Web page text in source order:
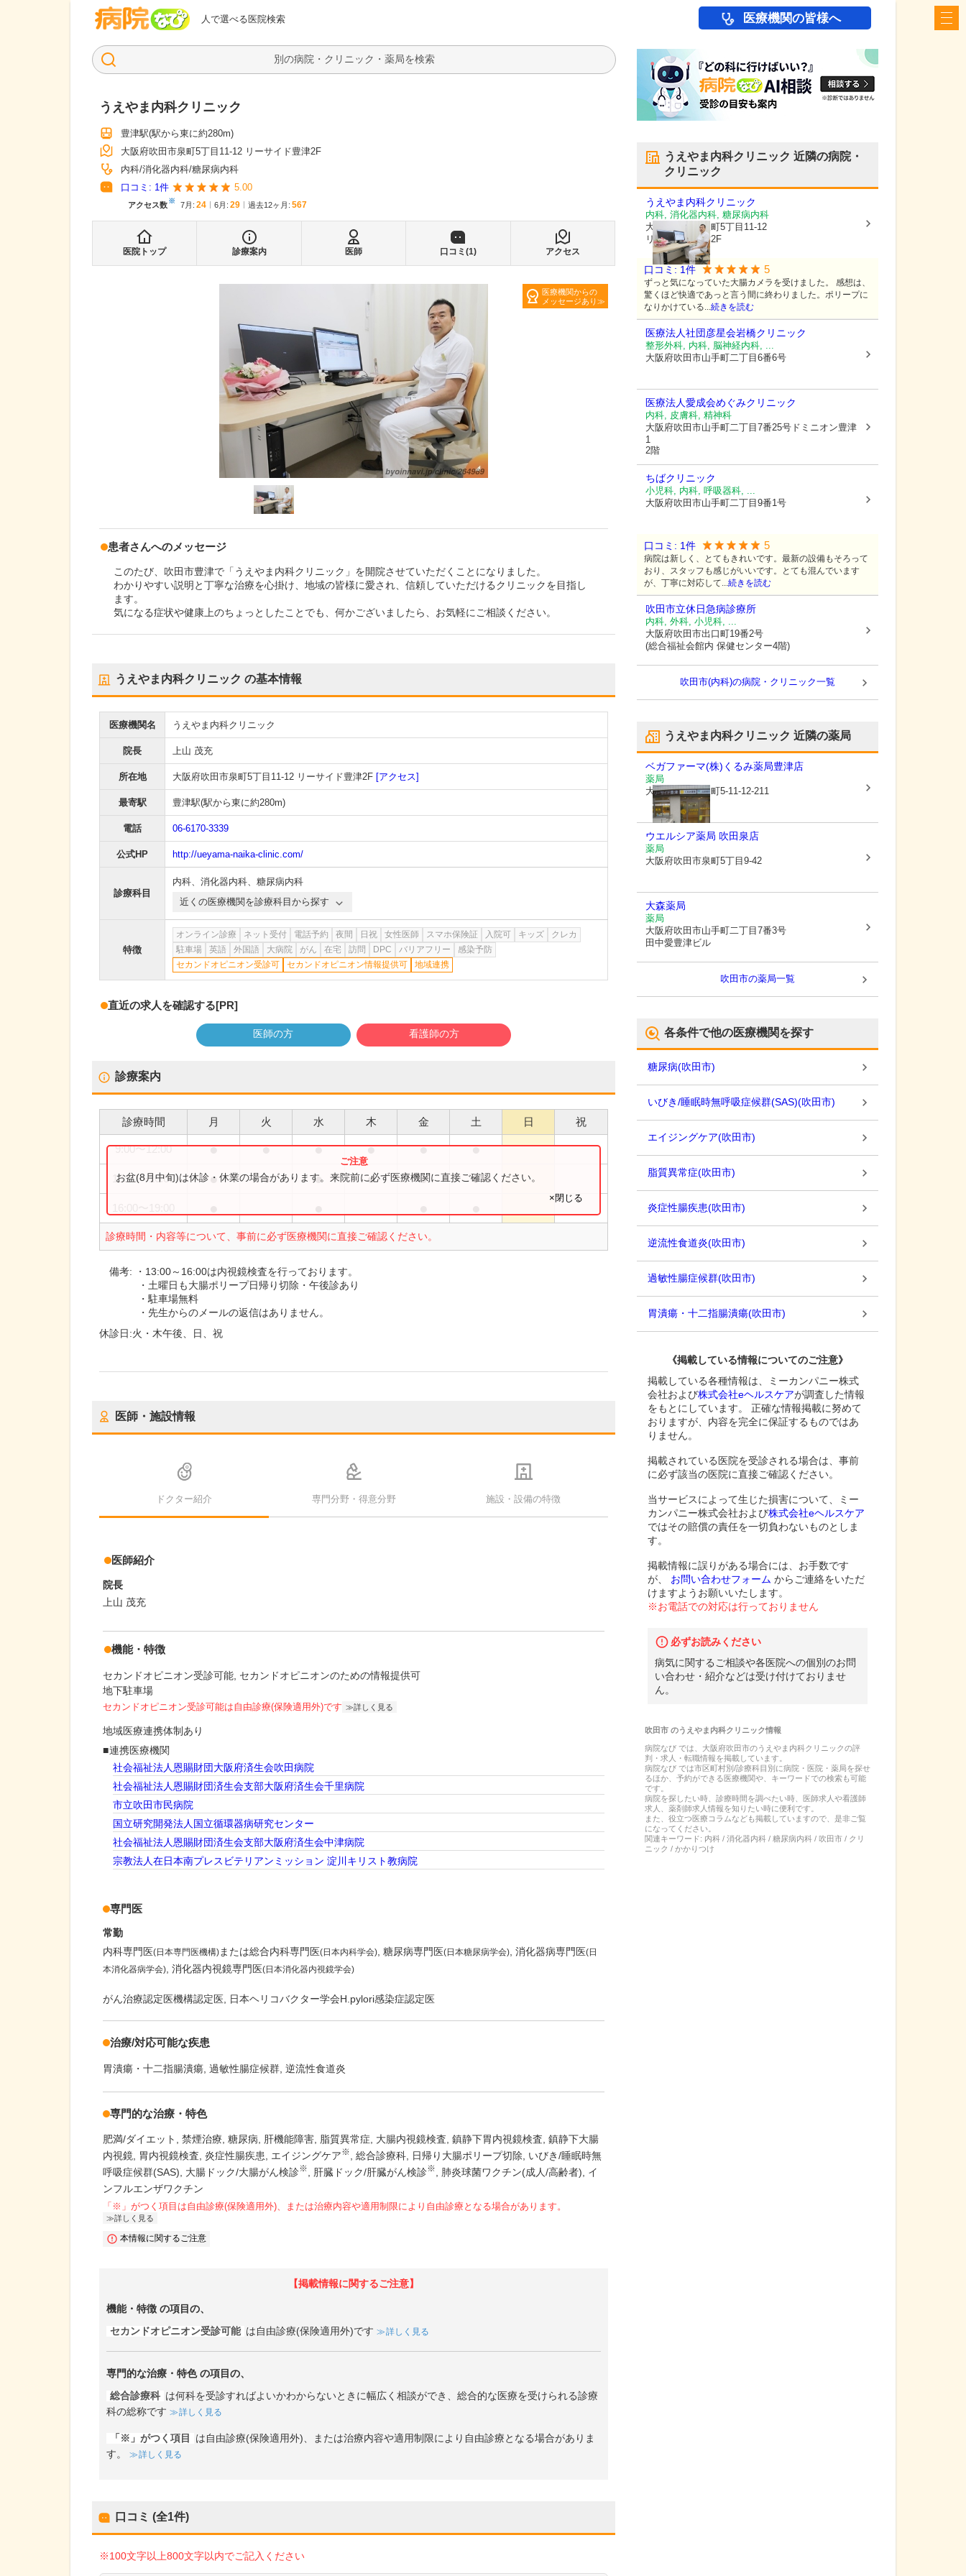
人で選べる医院検索
病院なび 医療機関の皆様へ
検索
うえやま内科クリニック
豊津駅(駅から東に約280m)
大阪府吹田市泉町5丁目11-12 リーサイド豊津2F
内科 消化器内科 糖尿病内科
口コミ: 1件 5.00
アクセス数※ 7月 : 24 6月 : 29 過去12ヶ月: 567
医院トップ 診療案内 医師 口コミ(1) アクセス
医療機関からの
メッセージあり
患者さんへのメッセージ
このたび、吹田市豊津で「うえやま内科クリニック」を開院させていただくことになりました。
わかりやすい説明と丁寧な治療を心掛け、地域の皆様に愛され、信頼していただけるクリニックを目指し
ます。
気になる症状や健康上のちょっとしたことでも、何かございましたら、お気軽にご相談ください。
うえやま内科クリニック の基本情報
医療機関名 うえやま内科クリニック
院長 上山 茂充
所在地 大阪府吹田市泉町5丁目11-12 リーサイド豊津2F [アクセス]
最寄駅 豊津駅(駅から東に約280m)
電話 06-6170-3339
公式HP http://ueyama-naika-clinic.com/
診療科目
内科、 消化器内科、 糖尿病内科
近くの医療機関を診療科目から探す
特徴
オンライン診療 ネット受付 電話予約 夜間 日祝 女性医師 スマホ保険証 入院可 キッズ
クレカ
駐車場
英語 外国語 大病院 がん 在宅 訪問 DPC バリアフリー
感染予防
セカンドオピニオン受診可
セカンドオピニオン情報提供可 地域連携
直近の求人を確認する[PR]
医師の方 看護師の方
診療案内
診療時間 月 火 水 木 金 土 日 祝
9:00〜12:00 ● ● ● ● ● ●
13:00〜16:00 ● ● ● ● ● ●
診療時間・内容等について、事前に必ず医療機関に直接ご確認ください。
お盆(8月中旬)は休診・休業の場合があります。来院前に必ず医療機関に直接ご確認ください。
×閉じる
備考:
・13:00～16:00は内視鏡検査を行っております。
・土曜日も大腸ポリープ日帰り切除・午後診あり
・駐車場無料
・先生からのメールの返信はありません。
休診日:火・木午後、日、祝
医師・施設情報
ドクター紹介 専門分野・得意分野 施設・設備の特徴
医師紹介
院長
上山 茂充
機能・特徴
セカンドオピニオン受診可能 セカンドオピニオンのための情報提供可
地下駐車場
セカンドオピニオン受診可能は自由診療(保険適用外)です 詳しく見る
地域医療連携体制あり
連携医療機関
社会福祉法人恩賜財団大阪府済生会吹田病院
社会福祉法人恩賜財団済生会支部大阪府済生会千里病院
市立吹田市民病院
国立研究開発法人国立循環器病研究センター
社会福祉法人恩賜財団済生会支部大阪府済生会中津病院
宗教法人在日本南プレスビテリアンミッション 淀川キリスト教病院
専門医
常勤
内科専門医(日本専門医機構)または総合内科専門医(日本内科学会) 糖尿病専門医(日本糖尿病学会) 消化器病専門医(日
本消化器病学会) 消化器内視鏡専門医(日本消化器内視鏡学会)
がん治療認定医機構認定医, 日本ヘリコバクター学会H.pylori感染症認定医
治療/対応可能な疾患
胃潰瘍・十二指腸潰瘍 過敏性腸症候群 逆流性食道炎
専門的な治療・特色
肥満/ダイエット 禁煙治療 糖尿病 肝機能障害 脂質異常症 大腸内視鏡検査 鎮静下胃内視鏡検査 鎮静下大腸
内視鏡
胃内視鏡検査 炎症性腸疾患 エイジングケア※ 総合診療科 日帰り大腸ポリープ切除
いびき/睡眠時無
呼吸症候群(SAS)
大腸ドック/大腸がん検診※ 肝臓ドック/肝臓がん検診※ 肺炎球菌ワクチン(成人/高齢者)
イ
ンフルエンザワクチン
「※」がつく項目は自由診療(保険適用外)、または治療内容や適用制限により自由診療となる場合があります。
詳しく見る
本情報に関するご注意
【掲載情報に関するご注意】
機能・特徴 の項目の、
セカンドオピニオン受診可能 は自由診療(保険適用外)です 詳しく見る
専門的な治療・特色の項目の、
総合診療科 は何科を受診すればよいかわからないときに幅広く相談ができ、総合的な医療を受けられる診療
科の総称です
詳しく見る
「※」がつく項目
は自由診療(保険適用外)、または治療内容や適用制限により自由診療となる場合がありま
す。
詳しく見る
口コミ (全1件)
※100文字以上800文字以内でご記入ください
うえやま内科クリニック 近隣の病院・
クリニック
うえやま内科クリニック
内科, 消化器内科, 糖尿病内科
大阪府吹田市泉町5丁目11-12
リーサイド豊津2F
口コミ: 1件 5
ずっと気になっていた大腸カメラを受けました。 感想は、
驚くほど快適であっと言う間に終わりました。ポリープに
なりかけている...続きを読む
医療法人社団彦星会岩橋クリニック
整形外科, 内科, 脳神経内科, ...
大阪府吹田市山手町二丁目6番6号
医療法人愛成会めぐみクリニック
内科, 皮膚科, 精神科
大阪府吹田市山手町二丁目7番25号ドミニオン豊津
1
2階
ちばクリニック
小児科, 内科, 呼吸器科, ...
大阪府吹田市山手町二丁目9番1号
口コミ: 1件 5
病院は新しく、とてもきれいです。最新の設備もそろって
おり、スタッフも感じがいいです。とても混んでいます
が、丁寧に対応して...続きを読む
吹田市立休日急病診療所
内科, 外科, 小児科, ...
大阪府吹田市出口町19番2号
(総合福祉会館内 保健センター4階)
吹田市(内科)の病院・クリニック一覧
うえやま内科クリニック 近隣の薬局
ベガファーマ(株) くるみ薬局豊津店
薬局
大阪府吹田市泉町5-11-12-211
ウエルシア薬局 吹田泉店
薬局
大阪府吹田市泉町5丁目9-42
大森薬局
薬局
大阪府吹田市山手町二丁目7番3号
田中愛豊津ビル
吹田市の薬局一覧
各条件で他の医療機関を探す
糖尿病(吹田市)
いびき/睡眠時無呼吸症候群(SAS)(吹田市)
エイジングケア(吹田市)
脂質異常症(吹田市)
炎症性腸疾患(吹田市)
逆流性食道炎(吹田市)
過敏性腸症候群(吹田市)
胃潰瘍・十二指腸潰瘍(吹田市)
《掲載している情報についてのご注意》
掲載している各種情報は、ミーカンパニー株式
会社および株式会社eヘルスケアが調査した情報
をもとにしています。 正確な情報掲載に努めて
おりますが、内容を完全に保証するものではあ
りません。
掲載されている医院を受診される場合は、事前
に必ず該当の医院に直接ご確認ください。
当サービスによって生じた損害について、ミー
カンパニー株式会社および株式会社eヘルスケア
ではその賠償の責任を一切負わないものとしま
す。
掲載情報に誤りがある場合には、お手数です
が、
お問い合わせフォーム からご連絡をいただ
けますようお願いいたします。
※お電話での対応は行っておりません
必ずお読みください
病気に関するご相談や各医院への個別のお問
い合わせ・紹介などは受け付けておりませ
ん。
吹田市のうえやま内科クリニック情報
病院なび では、 大阪府吹田市のうえやま内科クリニックの評
判・求人・転職情報を掲載しています。
病院なび では市区町村別/診療科目別に病院・医院・薬局を探せ
るほか、予約ができる医療機関や、キーワードでの検索も可能
です。
病院を探したい時、診療時間を調べたい時、医師求人や看護師
求人、薬剤師求人情報を知りたい時に便利です。
また、役立つ医療コラムなども掲載していますので、是非ご覧
になってください。
関連キーワード: 内科 / 消化器内科 / 糖尿病内科 / 吹田市 / クリ
ニック / かかりつけ